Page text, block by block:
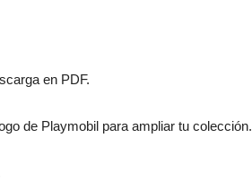
en PDF.
de Playmobil para ampliar tu colección.